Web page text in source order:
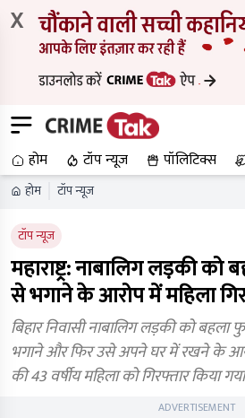
X
होम टॉप न्यूज पॉलिटिक्स
होम टॉप न्यूज
टॉप न्यूज
महाराष्ट्र: नाबालिग लड़की
से भगाने के आरोप में महिला
बिहार निवासी नाबालिग लड़की को
भगाने और फिर उसे अपने घर में रखने के
की 43 वर्षीय महिला को गिरफ्तार किया
ADVERTISEMENT